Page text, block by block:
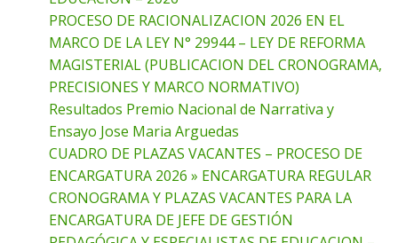
PROCESO DE RACIONALIZACION 2026 EN EL
MARCO DE LA LEY N° 29944 – LEY DE REFORMA
MAGISTERIAL (PUBLICACION DEL CRONOGRAMA,
PRECISIONES Y MARCO NORMATIVO)
Resultados Premio Nacional de Narrativa y
Ensayo Jose Maria Arguedas
CUADRO DE PLAZAS VACANTES – PROCESO DE
ENCARGATURA 2026 » ENCARGATURA REGULAR
CRONOGRAMA Y PLAZAS VACANTES PARA LA
ENCARGATURA DE JEFE DE GESTIÓN